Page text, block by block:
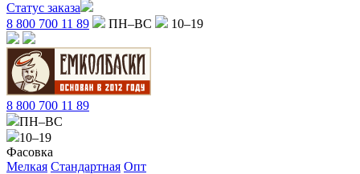
Статус заказа
8 800 700 11 89
ПН–ВС 10–19
8 800 700 11 89
ПН–ВС
10–19
Фасовка
Мелкая Стандартная Опт